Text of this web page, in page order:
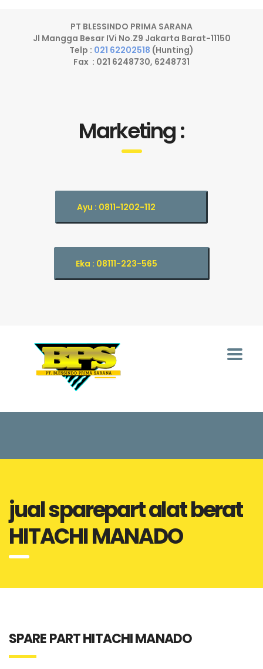
PT BLESSINDO PRIMA SARANA
Jl Mangga Besar IVi No.Z9 Jakarta Barat-11150
Telp : 021 62202518 (Hunting)
Fax : 021 6248730, 6248731
Marketing :
Ayu : 0811-1202-112
Eka : 08111-223-565
jual sparepart alat berat
HITACHI MANADO
SPARE PART HITACHI MANADO